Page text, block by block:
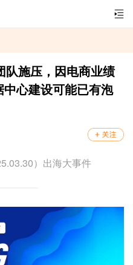
施压，因电商业绩
心建设可能已有泡
）出海大事件